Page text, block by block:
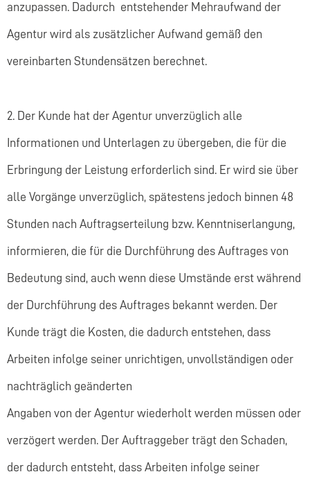
anzupassen. Dadurch entstehender Mehraufwand der
Agentur wird als zusätzlicher Aufwand gemäß den
vereinbarten Stundensätzen berechnet.
2. Der Kunde hat der Agentur unverzüglich alle
Informationen und Unterlagen zu übergeben, die für die
Erbringung der Leistung erforderlich sind. Er wird sie über
alle Vorgänge unverzüglich, spätestens jedoch binnen 48
Stunden nach Auftragserteilung bzw. Kenntniserlangung,
informieren, die für die Durchführung des Auftrages von
Bedeutung sind, auch wenn diese Umstände erst während
der Durchführung des Auftrages bekannt werden. Der
Kunde trägt die Kosten, die dadurch entstehen, dass
Arbeiten infolge seiner unrichtigen, unvollständigen oder
nachträglich geänderten
Angaben von der Agentur wiederholt werden müssen oder
verzögert werden. Der Auftraggeber trägt den Schaden,
der dadurch entsteht, dass Arbeiten infolge seiner